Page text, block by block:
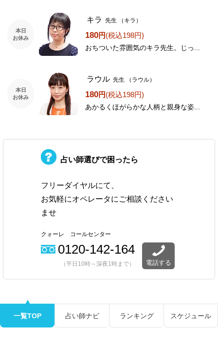
本日
お休み
キラ 先生 （キラ）
180円(税込198円)
おちついた雰囲気のキラ先生。じっ...
本日
お休み
ラウル 先生 （ラウル）
180円(税込198円)
あかるくほがらかな人柄と親身な姿...
占い師選びで困ったら
フリーダイヤルにて、
お気軽にオペレータにご相談ください
ませ
クォーレ コールセンター
0120-142-164
（平日10時～深夜1時まで） 電話する
一覧TOP 占い師ナビ ランキング スケジュール